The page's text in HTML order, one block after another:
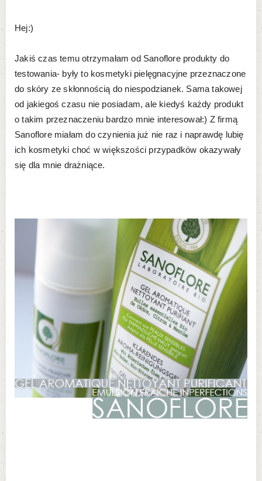
Hej:)
Jakiś czas temu otrzymałam od Sanoflore produkty do
testowania- były to kosmetyki pielęgnacyjne przeznaczone
do skóry ze skłonnością do niespodzianek. Sama takowej
od jakiegoś czasu nie posiadam, ale kiedyś każdy produkt
o takim przeznaczeniu bardzo mnie interesował:) Z firmą
Sanoflore miałam do czynienia już nie raz i naprawdę lubię
ich kosmetyki choć w większości przypadków okazywały
się dla mnie drażniące.